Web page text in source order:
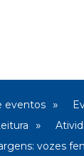
eventos
vozes